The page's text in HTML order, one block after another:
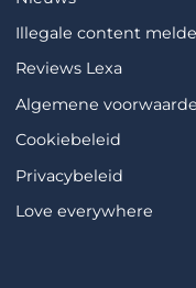
Illegale content
Reviews Lexa
Algemene
Cookiebeleid
Privacybeleid
Love everywhere